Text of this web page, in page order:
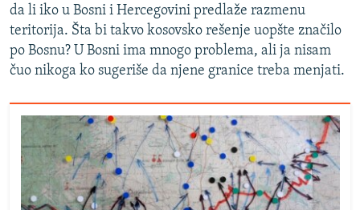
da li iko u Bosni i Hercegovini predlaže razmenu
teritorija. Šta bi takvo kosovsko rešenje uopšte značilo
po Bosnu? U Bosni ima mnogo problema, ali ja nisam
čuo nikoga ko sugeriše da njene granice treba menjati.